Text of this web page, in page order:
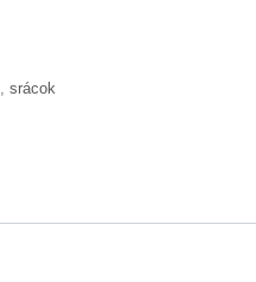
, srácok